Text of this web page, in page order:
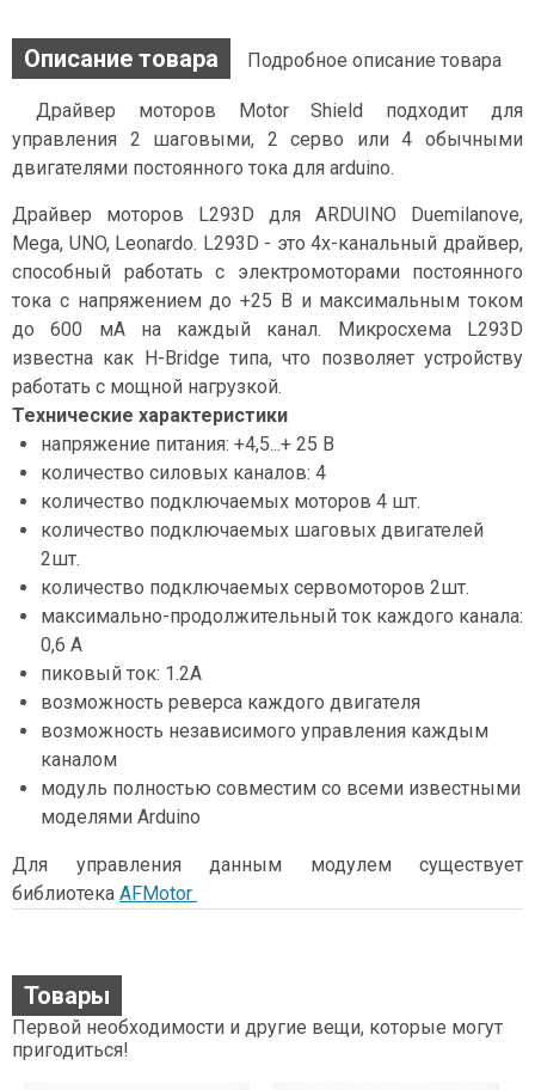
Описание товара Подробное описание товара
Драйвер моторов Motor Shield подходит для
управления 2 шаговыми, 2 серво или 4 обычными
двигателями постоянного тока для arduino.
Драйвер моторов L293D для ARDUINO Duemilanove,
Mega, UNO, Leonardo. L293D - это 4х-канальный драйвер,
способный работать с электромоторами постоянного
тока с напряжением до +25 В и максимальным током
до 600 мА на каждый канал. Микросхема L293D
известна как H-Bridge типа, что позволяет устройству
работать с мощной нагрузкой.
Технические характеристики
напряжение питания: +4,5...+ 25 В
количество силовых каналов: 4
количество подключаемых моторов 4 шт.
количество подключаемых шаговых двигателей
2шт.
количество подключаемых сервомоторов 2шт.
максимально-продолжительный ток каждого канала:
0,6 А
пиковый ток: 1.2А
возможность реверса каждого двигателя
возможность независимого управления каждым
каналом
модуль полностью совместим со всеми известными
моделями Arduino
Для управления данным модулем существует
библиотека AFMotor
Товары
Первой необходимости и другие вещи, которые могут
пригодиться!